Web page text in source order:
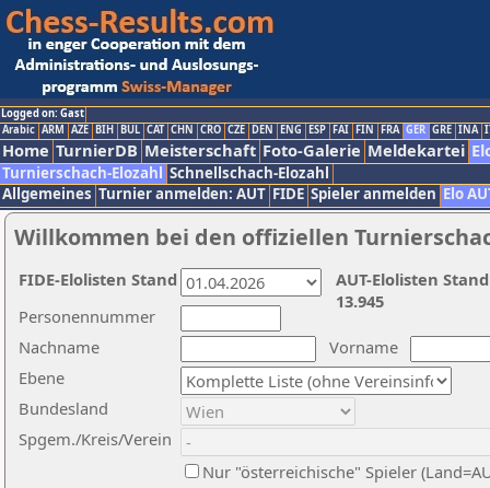
Logged on: Gast
Arabic ARM AZE BIH BUL CAT CHN CRO CZE DEN ENG ESP FAI FIN FRA GER GRE INA
Home TurnierDB Meisterschaft Foto-Galerie Meldekartei
Turnierschach-Elozahl Schnellschach-Elozahl
Allgemeines Turnier anmelden: AUT FIDE Spieler anmelden Elo
Willkommen bei den offiziellen
Nachname
Vorname
Ebene
Personennummer
Bundesland
Spgem./Kreis/Verein
Nur "österreichische" Spieler
AUT-Elolisten
13.945
FIDE-Elolisten Stand